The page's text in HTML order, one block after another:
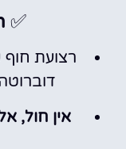
✅
רצועת
אין חול,